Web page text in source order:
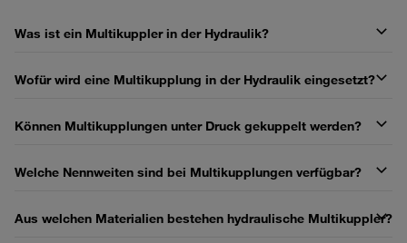
Was ist ein Multikuppler in der Hydraulik?
Wofür wird eine Multikupplung in der Hydraulik eingesetzt?
Können Multikupplungen unter Druck gekuppelt werden?
Welche Nennweiten sind bei Multikupplungen verfügbar?
Aus welchen Materialien bestehen hydraulische Multikuppler?